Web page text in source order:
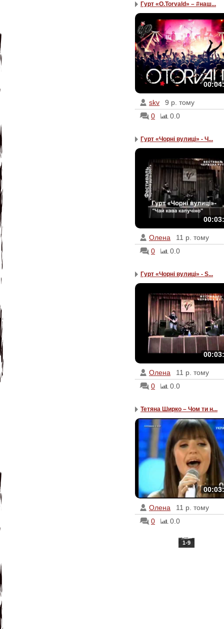
Гурт «О.Torvald» – #наш...
skv
9 р. тому
0
0.0
Гурт «Чорні вулиці» - Ч...
Олена
11 р. тому
0
0.0
Гурт «Чорні вулиці» - S...
Олена
11 р. тому
0
0.0
Тетяна Ширко – Чом ти н...
Олена
11 р. тому
0
0.0
1-9